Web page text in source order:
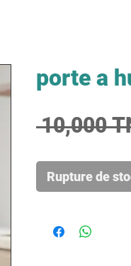
porte a
10,000
Rupture de